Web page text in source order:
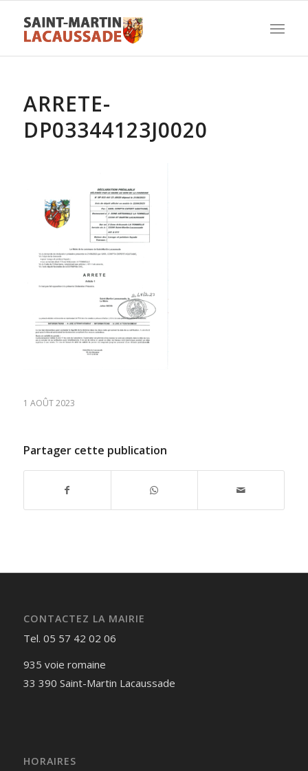
ARRETE-
DP03344123J0020
1 AOÛT 2023
Partager cette publication
CONTACTEZ LA MAIRIE
Tel. 05 57 42 02 06
935 voie romaine
33 390 Saint-Martin Lacaussade
HORAIRES